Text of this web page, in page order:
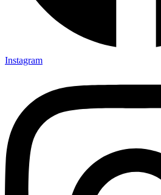
Instagram